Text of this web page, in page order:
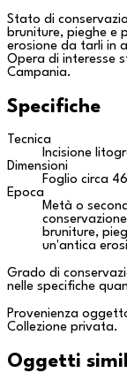
Stato di
bruniture, pieghe e
erosione da tarli in
Opera di interesse
Campania.
Specifiche
Tecnica
Incisione
Dimensioni
Foglio circa
Epoca
Metà o
bruniture,
un'antica
Grado di
nelle specifiche
Provenienza
Collezione privata.
Oggetti